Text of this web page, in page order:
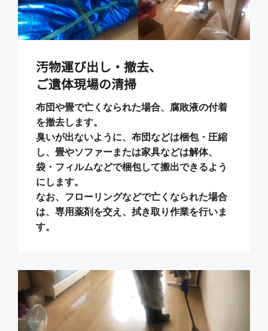
汚物運び出し・撤去、
ご遺体現場の清掃
布団や畳で亡くなられた場合、腐敗液の付着
を撤去します。
臭いが出ないように、布団などは梱包・圧縮
し、畳やソファーまたは家具などは解体、
袋・フィルムなどで梱包して搬出できるよう
にします。
なお、フローリングなどで亡くなられた場合
は、専用薬剤を交え、拭き取り作業を行いま
す。